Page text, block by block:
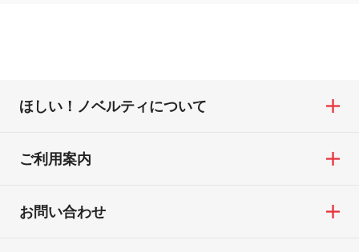
ほしい！ノベルティについて
ご利用案内
お問い合わせ